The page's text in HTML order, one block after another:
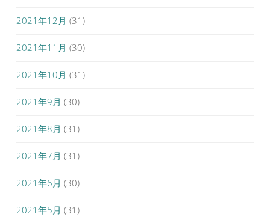
2021年12月 (31)
2021年11月 (30)
2021年10月 (31)
2021年9月 (30)
2021年8月 (31)
2021年7月 (31)
2021年6月 (30)
2021年5月 (31)